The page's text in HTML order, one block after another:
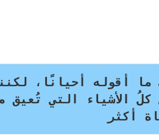
ما أقوله أحيانًا،
الأشياء التي تُعيق
أكثر